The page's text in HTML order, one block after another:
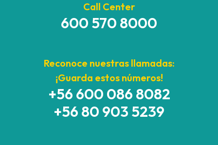
Call Center
600 570 8000
Reconoce nuestras llamadas:
¡Guarda estos números!
+56 600 086 8082
+56 80 903 5239